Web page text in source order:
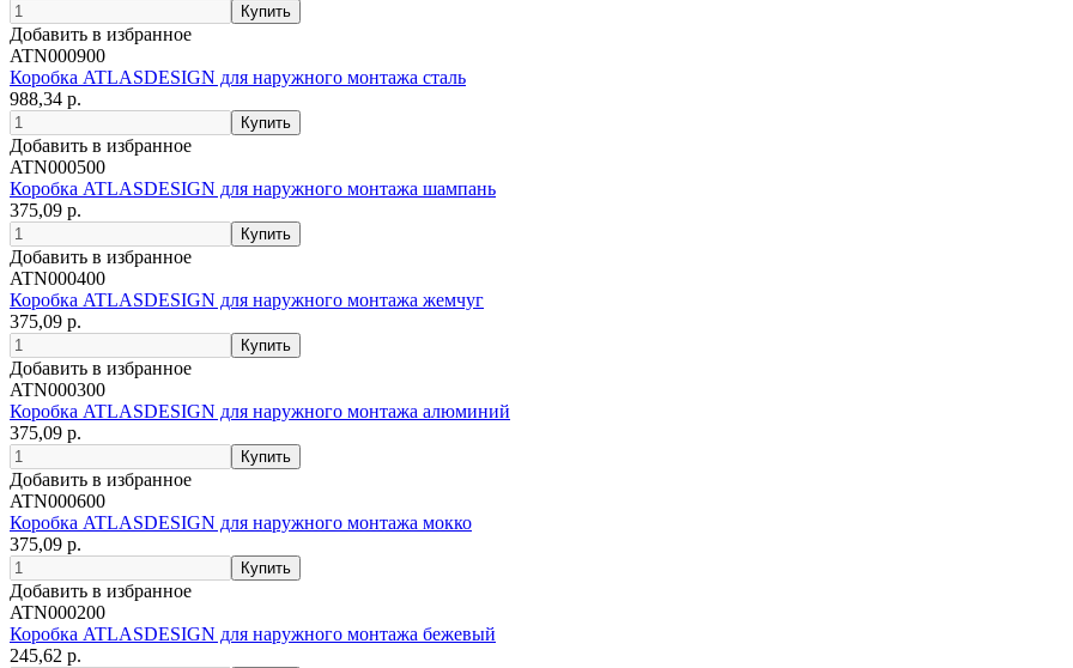
Добавить в избранное
ATN000900
Коробка ATLASDESIGN для наружного монтажа сталь
988,34 р.
Добавить в избранное
ATN000500
Коробка ATLASDESIGN для наружного монтажа шампань
375,09 р.
Добавить в избранное
ATN000400
Коробка ATLASDESIGN для наружного монтажа жемчуг
375,09 р.
Добавить в избранное
ATN000300
Коробка ATLASDESIGN для наружного монтажа алюминий
375,09 р.
Добавить в избранное
ATN000600
Коробка ATLASDESIGN для наружного монтажа мокко
375,09 р.
Добавить в избранное
ATN000200
Коробка ATLASDESIGN для наружного монтажа бежевый
245,62 р.